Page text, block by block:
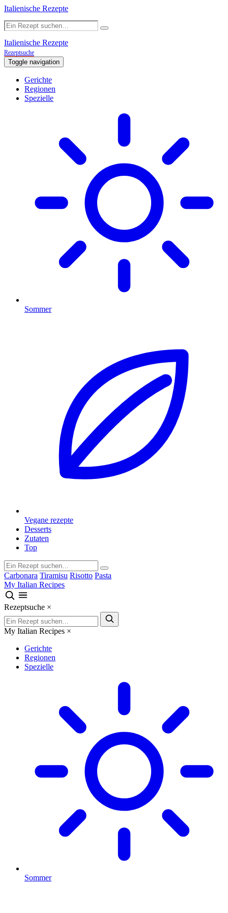
Italienische Rezepte
Italienische Rezepte
Rezeptsuche
Toggle navigation
Gerichte
Regionen
Spezielle
Sommer
Vegane rezepte
Desserts
Zutaten
Top
Carbonara Tiramisu Risotto Pasta
My Italian Recipes
Rezeptsuche ×
My Italian Recipes ×
Gerichte
Regionen
Spezielle
Sommer